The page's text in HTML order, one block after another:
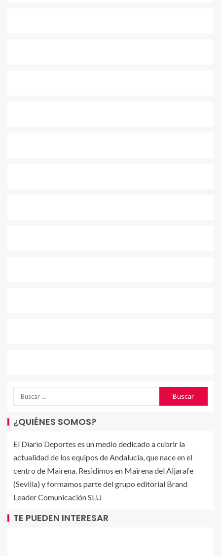
¿QUIÉNES SOMOS?
El Diario Deportes es un medio dedicado a cubrir la
actualidad de los equipos de Andalucía, que nace en el
centro de Mairena. Residimos en Mairena del Aljarafe
(Sevilla) y formamos parte del grupo editorial Brand
Leader Comunicación SLU
TE PUEDEN INTERESAR